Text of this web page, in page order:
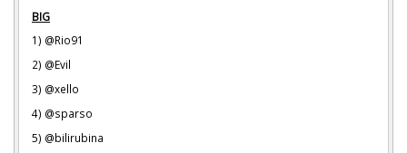
BIG
1) @Rio91
2) @Evil
3) @xello
4) @sparso
5) @bilirubina